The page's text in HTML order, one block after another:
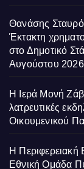
Θανάσης
Έκτακτη
στο Δημοτικό
Αυγούστου 2026
Η Ιερά Μονή
λατρευτικές
Οικουμενικού
Η Περιφερειακή
Εθνική Ομάδα